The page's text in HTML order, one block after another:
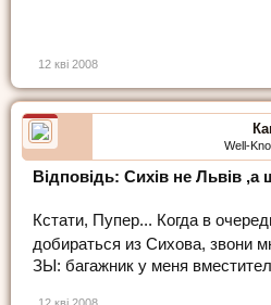
12 кві 2008
Well-
Відповідь: Сихів не Львів ,а
Кстати, Пупер... Когда в
добираться из Сихова, звони
ЗЫ: багажник у меня